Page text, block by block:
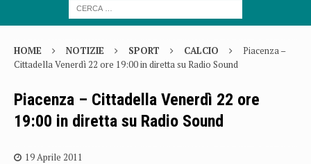
HOME NOTIZIE SPORT CALCIO
Piacenza –
Cittadella Venerdì 22 ore 19:00 in diretta su Radio Sound
Piacenza – Cittadella Venerdì 22 ore
19:00 in diretta su Radio Sound
19 Aprile 2011